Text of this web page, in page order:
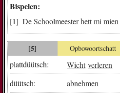
Bispelen:
DeSchoolmeesterhettmi mien
[5] Opbowoortschatt
plattdüütsch: Wicht verleren
düütsch:
abnehmen